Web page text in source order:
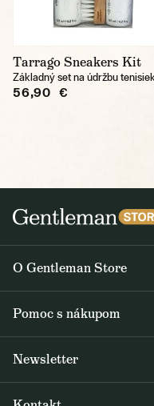
Tarrago Sneakers Kit
Základný set na údržbu
56,90 €
O Gentleman Store
Journal
Pomoc s nákupom
Obchodné podmienky
Newsletter